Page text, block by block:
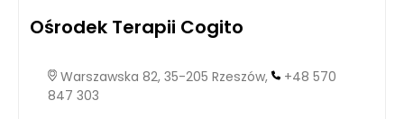
Ośrodek Terapii Cogito
Warszawska 82, 35-205 Rzeszów,
+48 570
847 303